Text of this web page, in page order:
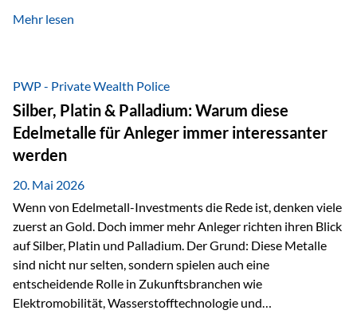
Unsicherheit abzusichern. Genau hier rücken reale und
monetäre Rolle zurück Gold erlebt derzeit eine
bemerkenswerte Renaissance als monetärer Wertspeicher.
Treiber sind Rekordkäufe der Zentralbanken, geopolitische
Spannungen und ein schleichender Vertrauensverlust in
ungedeckte Papierwährungen. Wie groß dieser
Vertrauensverlust ausfällt, zeigt ein nüchterner
Mehr lesen
PWP - Private Wealth Police
Silber, Platin & Palladium: Warum diese
Edelmetalle für Anleger immer interessanter
werden
20. Mai 2026
Wenn von Edelmetall-Investments die Rede ist, denken viele
zuerst an Gold. Doch immer mehr Anleger richten ihren Blick
auf Silber, Platin und Palladium. Der Grund: Diese Metalle
sind nicht nur selten, sondern spielen auch eine
entscheidende Rolle in Zukunftsbranchen wie
Elektromobilität, Wasserstofftechnologie und